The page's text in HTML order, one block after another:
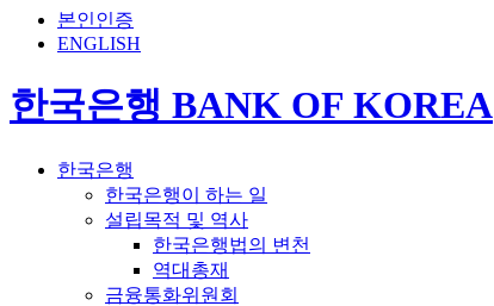
본인인증
ENGLISH
한국은행 BANK OF KOREA
한국은행
한국은행이 하는 일
설립목적 및 역사
한국은행법의 변천
역대총재
금융통화위원회